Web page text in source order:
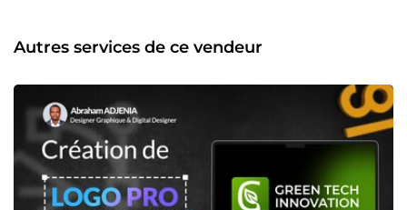
design professionnel, impactant et adapté à vos besoins.
Que ce soit pour une identité unique, un prototype UX/UI
je vous accompagne avec créativité et rigueur. ✨ Pourquoi
me choisir ? 🔹 Créativité originale et designs modernes 🔹
Respect des délais et accompagnement personnalisé 🔹
Expérience confirmée et clients satisfaits 🎯 Pour moi, le
design est plus qu’un simple visuel : c’est un levier
stratégique qui attire, engage et fidélise vos clients. 📩 Prêt
à donner vie à vos idées ? Contactez-moi dès maintenant
Autres services de ce vendeur